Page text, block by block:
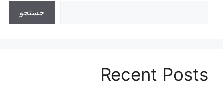
جستجو
Recent Posts